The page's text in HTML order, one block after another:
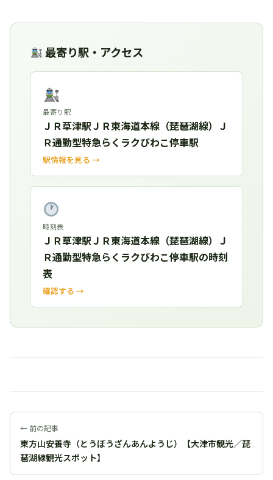
最寄り駅・アクセス
最寄り駅
ＪＲ草津駅ＪＲ東海道本線（琵琶湖線）Ｊ
Ｒ通勤型特急らくラクびわこ停車駅
駅情報を見る →
時刻表
ＪＲ草津駅ＪＲ東海道本線（琵琶湖線）Ｊ
Ｒ通勤型特急らくラクびわこ停車駅の時刻
表
確認する →
← 前の記事
東方山安養寺（とうぼうざんあんようじ）【大津市観光／琵
琶湖線観光スポット】